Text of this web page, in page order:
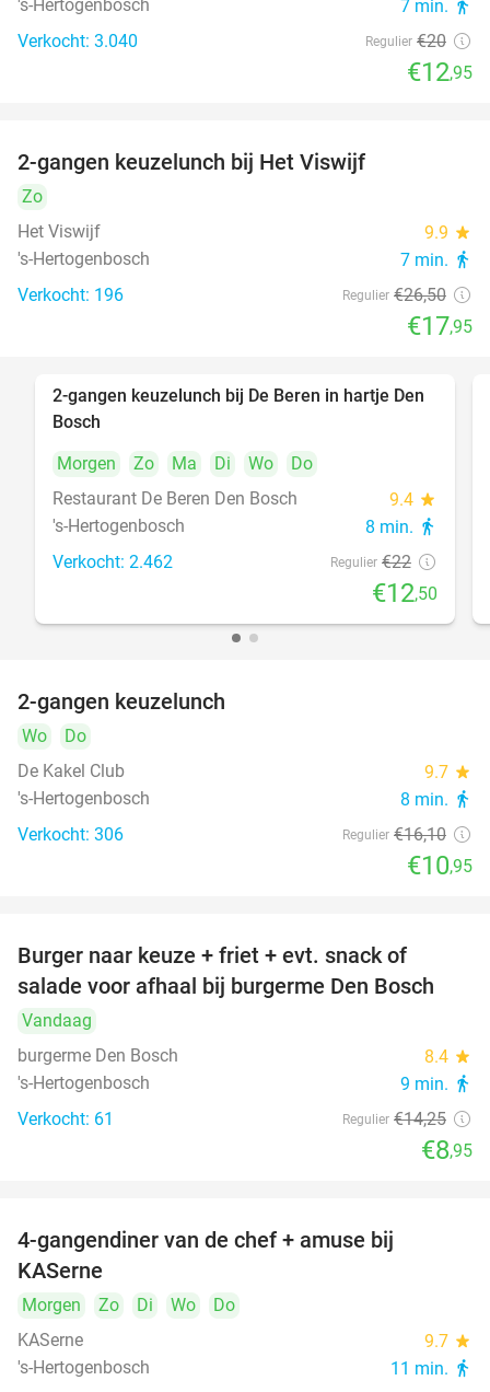
's-Hertogenbosch 7 min. directions_walk
Verkocht: 3.040 Regulier €20
€12,95
2-gangen keuzelunch bij Het Viswijf
Zo
Het Viswijf
9.9 star
's-Hertogenbosch 7 min. directions_walk
Verkocht: 196 Regulier €26,50
€17,95
43%
2-gangen keuzelunch bij De Beren in hartje Den
Bosch
Morgen
Zo Ma Di Wo
Do
Restaurant De Beren Den Bosch
9.4 star
's-Hertogenbosch 8 min. directions_walk
Verkocht: 2.462 Regulier €22
€12,50
2-gangen keuzelunch
Wo
Do
De Kakel Club
9.7 star
's-Hertogenbosch 8 min. directions_walk
Verkocht: 306 Regulier €16,10
€10,95
Burger naar keuze + friet + evt. snack of
salade voor afhaal bij burgerme Den Bosch
Vandaag
burgerme Den Bosch
8.4 star
's-Hertogenbosch 9 min. directions_walk
Verkocht: 61 Regulier €14,25
€8,95
4-gangendiner van de chef + amuse bij
KASerne
Morgen Zo Di Wo
Do
KASerne
9.7 star
's-Hertogenbosch 11 min. directions_walk